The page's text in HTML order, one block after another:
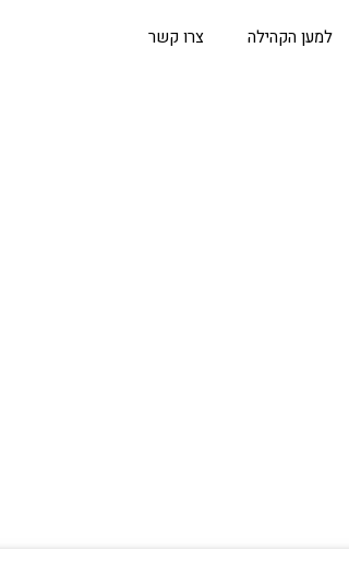
למען הקהילה צרו קשר